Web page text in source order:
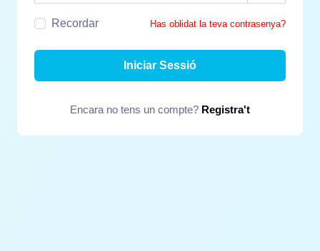
Recordar Has oblidat la teva contrasenya?
Iniciar Sessió
Encara no tens un compte? Registra't